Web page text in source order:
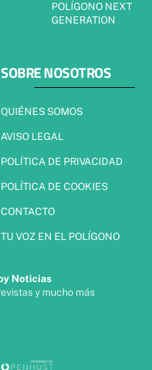
POLÍGONO NEXT
GENERATION
SOBRE NOSOTROS
QUIÉNES SOMOS
AVISO LEGAL
POLÍTICA DE PRIVACIDAD
POLÍTICA DE COOKIES
CONTACTO
TU VOZ EN EL POLÍGONO
Noticias
y mucho más